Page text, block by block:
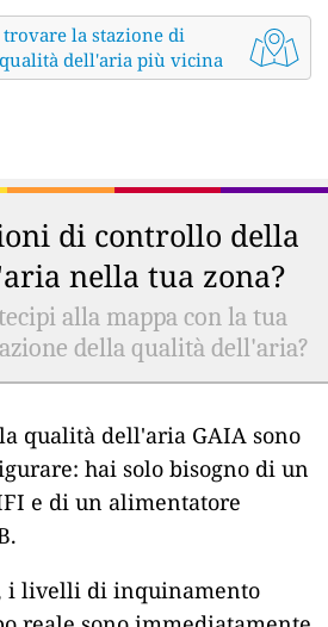
la stazione di
dell'aria più vicina
di controllo della
nella tua zona?
alla mappa con la tua
della qualità dell'aria?
qualità dell'aria GAIA sono
hai solo bisogno di un
e di un alimentatore
i livelli di inquinamento